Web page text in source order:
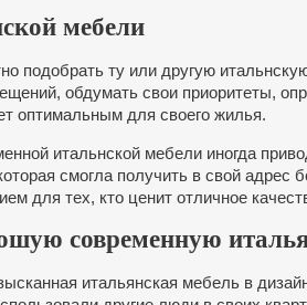
мебели
подобрать ту или другую
обдумать свои приоритеты,
оптимальным для своего жилья.
итальнской мебели иногда
смогла получить в свой
для тех, кто ценит отличное
современную
итальянская мебель в